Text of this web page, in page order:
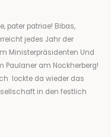
pater patriae! Bibas,
jedes Jahr der
Ministerpräsidenten Und
Paulaner am Nockherberg!
lockte da wieder das
in den festlich